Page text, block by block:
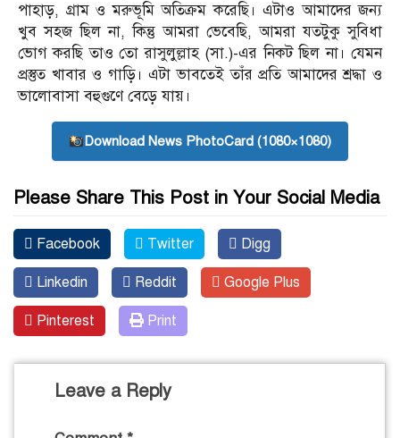
পাহাড়, গ্রাম ও মরুভূমি অতিক্রম করেছি। এটাও আমাদের জন্য
খুব সহজ ছিল না, কিন্তু আমরা ভেবেছি, আমরা যতটুকু সুবিধা
ভোগ করছি তাও তো রাসুলুল্লাহ (সা.)-এর নিকট ছিল না। যেমন
প্রস্তুত খাবার ও গাড়ি। এটা ভাবতেই তাঁর প্রতি আমাদের শ্রদ্ধা ও
ভালোবাসা বহুগুণে বেড়ে যায়।
Download News PhotoCard (1080×1080)
Please Share This Post in Your Social Media
Facebook Twitter Digg
Linkedin Reddit Google Plus
Pinterest Print
Leave a Reply